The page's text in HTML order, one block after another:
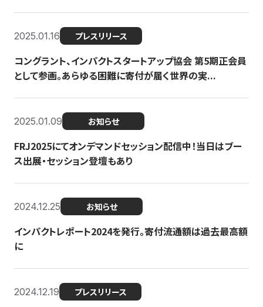
2025.01.16 プレスリリース
コングラント、インパクトスタートアップ協会 第5期正会員
として参画。あらゆる困難に寄付が届く世界の実...
2025.01.09 お知らせ
FRJ2025にてオンデマンドセッション配信中！当日はブー
ス出展・セッション登壇もあり
2024.12.25 お知らせ
インパクトレポート2024を発行。寄付流通額は過去最高額
に
2024.12.19 プレスリリース